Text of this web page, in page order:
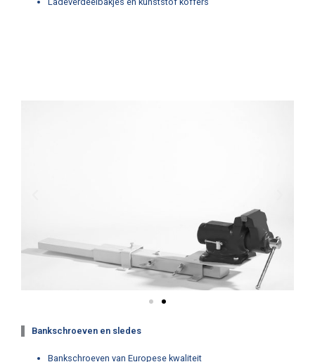
Bankschroeven en sledes
Bankschroeven van Europese kwaliteit